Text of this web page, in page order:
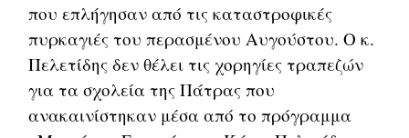
που επλήγησαν από τις καταστροφικές
πυρκαγιές του περασμένου Αυγούστου. Ο κ.
Πελετίδης δεν θέλει τις χορηγίες τραπεζών
για τα σχολεία της Πάτρας που
ανακαινίστηκαν μέσα από το πρόγραμμα